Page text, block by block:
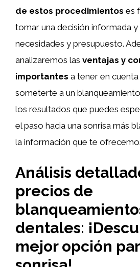
de estos procedimientos es
tomar una decisión informada y
necesidades y presupuesto.
analizaremos las ventajas y
importantes a tener en
someterte a un
los resultados que puedes
el paso hacia una sonrisa más
la información que te
Análisis
precios de
dentales:
mejor opción